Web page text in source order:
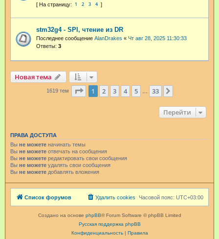
1 2 3 4
stm32g4 - SPI, чтение из DR
Последнее сообщение AlanDrakes « Чт авг 28, 2025 11:30:33
Ответы: 3
Новая тема
1619 тем Страница из 33
1 2 3 4 5 33
Перейти
ПРАВА ДОСТУПА
Вы не можете начинать темы
Вы не можете отвечать на сообщения
Вы не можете редактировать свои сообщения
Вы не можете удалять свои сообщения
Вы не можете добавлять вложения
Список форумов Часовой пояс: UTC+03:00
Удалить cookies
Создано на основе phpBB® Forum Software © phpBB Limited
Русская поддержка phpBB
Конфиденциальность| Правила